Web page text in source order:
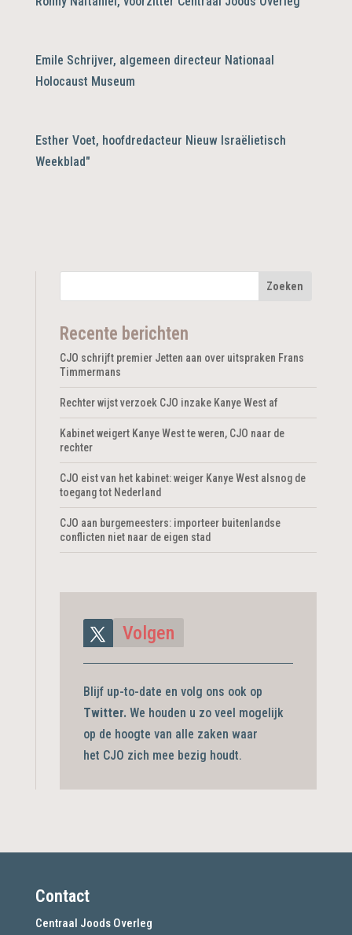
Emile Schrijver, algemeen directeur Nationaal
Holocaust Museum
Esther Voet, hoofdredacteur Nieuw Israëlietisch
Weekblad"
Recente berichten
CJO schrijft premier Jetten aan over uitspraken Frans
Timmermans
Rechter wijst verzoek CJO inzake Kanye West af
Kabinet weigert Kanye West te weren, CJO naar de
rechter
CJO eist van het kabinet: weiger Kanye West alsnog de
toegang tot Nederland
CJO aan burgemeesters: importeer buitenlandse
conflicten niet naar de eigen stad
Volgen
Blijf up-to-date en volg ons ook op
Twitter. We houden u zo veel mogelijk
op de hoogte van alle zaken waar
het CJO zich mee bezig houdt.
Contact
Centraal Joods Overleg